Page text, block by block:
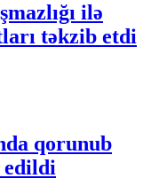
ilə
təkzib etdi
qorunub
edildi